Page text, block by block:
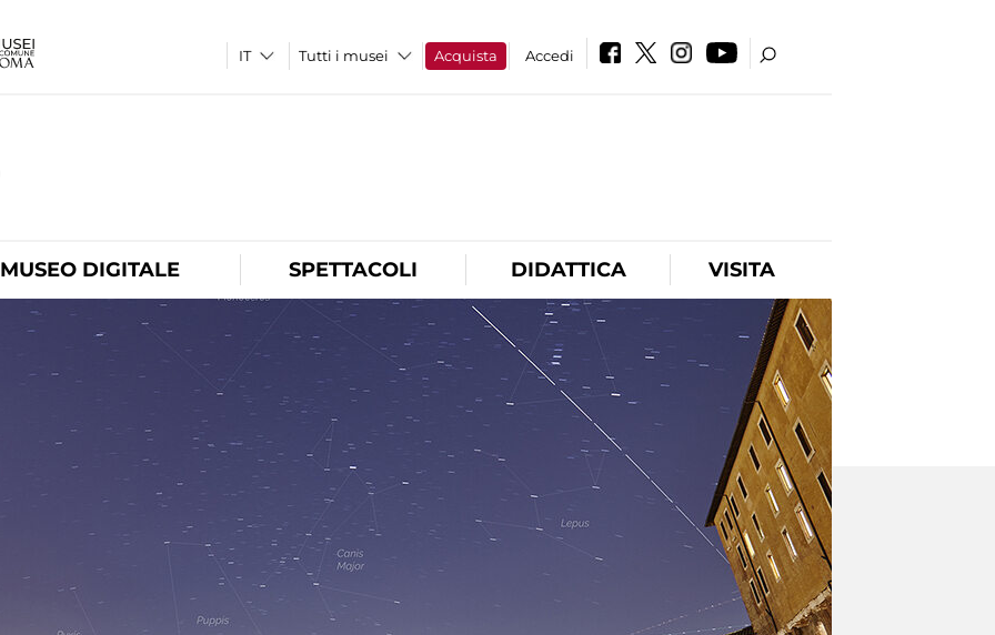
Tutti i musei Acquista Accedi
MUSEO DIGITALE SPETTACOLI DIDATTICA VISITA